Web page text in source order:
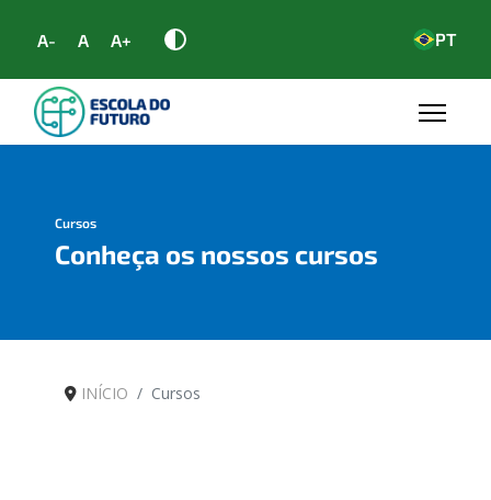
A- A A+ PT
Cursos
Conheça os nossos cursos
INÍCIO Cursos